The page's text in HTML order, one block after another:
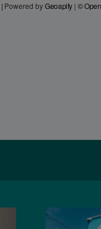
| Powered byGeoapify| ©